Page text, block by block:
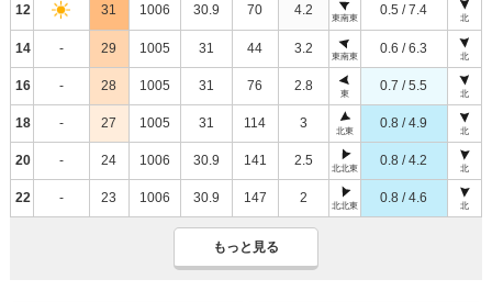
12 31 1006 30.9 70 4.2
東南東
0.5 / 7.4
北
14 - 29 1005 31 44 3.2
東南東
0.6 / 6.3
北
16 - 28 1005 31 76 2.8
東
0.7 / 5.5
北
18 - 27 1005 31 114 3
北東
0.8 / 4.9
北
20 - 24 1006 30.9 141 2.5
北北東
0.8 / 4.2
北
22 - 23 1006 30.9 147 2
北北東
0.8 / 4.6
北
もっと見る